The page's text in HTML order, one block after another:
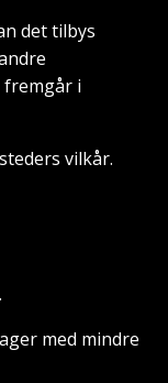
det tilbys
i
vilkår.
med mindre